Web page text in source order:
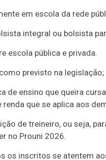
em escola da rede
integral ou bolsista
escola pública e privada.
previsto na legislação;
de ensino que queira
que se aplica aos
de treineiro, ou seja,
no Prouni 2026.
os inscritos se atentem